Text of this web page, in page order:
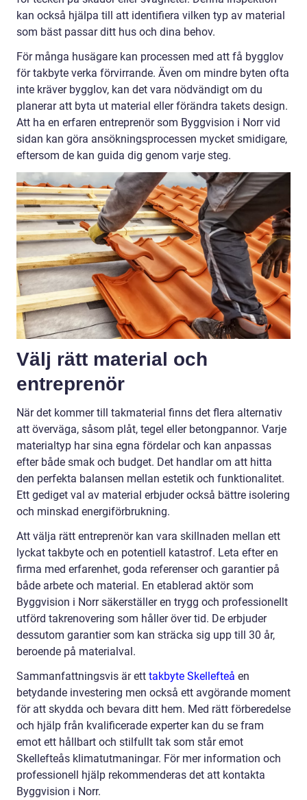
kan också hjälpa till att identifiera vilken typ av material
som bäst passar ditt hus och dina behov.
För många husägare kan processen med att få bygglov
för takbyte verka förvirrande. Även om mindre byten ofta
inte kräver bygglov, kan det vara nödvändigt om du
planerar att byta ut material eller förändra takets design.
Att ha en erfaren entreprenör som Byggvision i Norr vid
sidan kan göra ansökningsprocessen mycket smidigare,
eftersom de kan guida dig genom varje steg.
Välj rätt material och
entreprenör
När det kommer till takmaterial finns det flera alternativ
att överväga, såsom plåt, tegel eller betongpannor. Varje
materialtyp har sina egna fördelar och kan anpassas
efter både smak och budget. Det handlar om att hitta
den perfekta balansen mellan estetik och funktionalitet.
Ett gediget val av material erbjuder också bättre isolering
och minskad energiförbrukning.
Att välja rätt entreprenör kan vara skillnaden mellan ett
lyckat takbyte och en potentiell katastrof. Leta efter en
firma med erfarenhet, goda referenser och garantier på
både arbete och material. En etablerad aktör som
Byggvision i Norr säkerställer en trygg och professionellt
utförd takrenovering som håller över tid. De erbjuder
dessutom garantier som kan sträcka sig upp till 30 år,
beroende på materialval.
Sammanfattningsvis är ett takbyte Skellefteå en
betydande investering men också ett avgörande moment
för att skydda och bevara ditt hem. Med rätt förberedelse
och hjälp från kvalificerade experter kan du se fram
emot ett hållbart och stilfullt tak som står emot
Skellefteås klimatutmaningar. För mer information och
professionell hjälp rekommenderas det att kontakta
Byggvision i Norr.